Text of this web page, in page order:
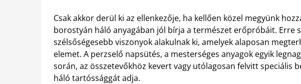
Csak akkor derül ki az ellenkezője, ha kellően közel megyünk
borostyán háló anyagában jól bírja a természet erőpróbáit. Erre
szélsőségesebb viszonyok alakulnak ki, amelyek alaposan
elemet. A perzselő napsütés, a mesterséges anyagok egyik
során, az összetevőkhöz kevert vagy utólagosan felvitt speciális
háló tartóssággát adja.